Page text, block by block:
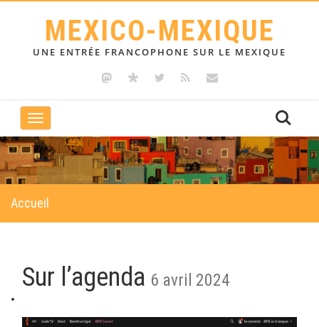
MEXICO-MEXIQUE
UNE ENTRÉE FRANCOPHONE SUR LE MEXIQUE
Toggle
navigation
Accueil
Sur l’agenda 6 avril 2024